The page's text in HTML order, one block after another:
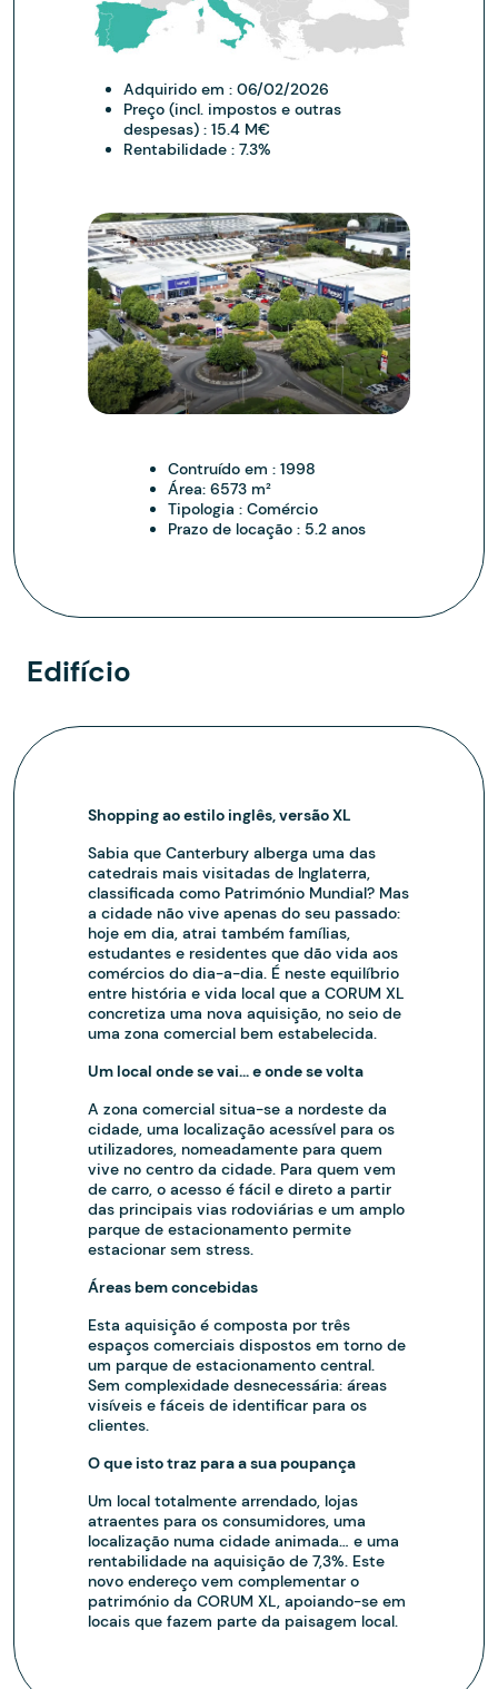
Adquirido em :06/02/2026
Preço (incl. impostos e outras
despesas) :15.4 M€
Rentabilidade :7.3%
Contruído em : 1998
Área: 6573 m²
Tipologia : Comércio
Prazo de locação : 5.2 anos
Edifício
Shopping ao estilo inglês, versão XL
Sabia que Canterbury alberga uma das
catedrais mais visitadas de Inglaterra,
classificada como Património Mundial? Mas
a cidade não vive apenas do seu passado:
hoje em dia, atrai também famílias,
estudantes e residentes que dão vida aos
comércios do dia-a-dia. É neste equilíbrio
entre história e vida local que a CORUM XL
concretiza uma nova aquisição, no seio de
uma zona comercial bem estabelecida.
Um local onde se vai… e onde se volta
A zona comercial situa-se a nordeste da
cidade, uma localização acessível para os
utilizadores, nomeadamente para quem
vive no centro da cidade. Para quem vem
de carro, o acesso é fácil e direto a partir
das principais vias rodoviárias e um amplo
parque de estacionamento permite
estacionar sem stress.
Áreas bem concebidas
Esta aquisição é composta por três
espaços comerciais dispostos em torno de
um parque de estacionamento central.
Sem complexidade desnecessária: áreas
visíveis e fáceis de identificar para os
clientes.
O que isto traz para a sua poupança
Um local totalmente arrendado, lojas
atraentes para os consumidores, uma
localização numa cidade animada… e uma
rentabilidade na aquisição de 7,3%. Este
novo endereço vem complementar o
património da CORUM XL, apoiando-se em
locais que fazem parte da paisagem local.